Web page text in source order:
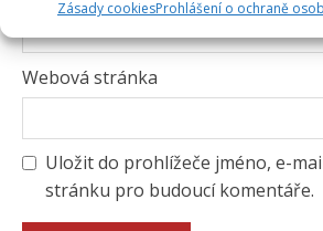
Zásady cookiesProhlášení o ochraně
Webová stránka
Uložit do prohlížeče jméno, e-
stránku pro budoucí komentáře.